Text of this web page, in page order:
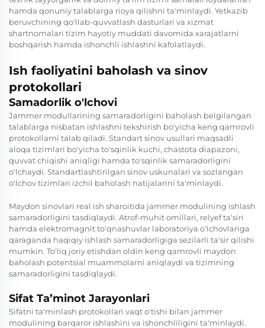
hamda qonuniy talablarga rioya qilishni ta'minlaydi. Yetkazib
beruvchining qo'llab-quvvatlash dasturlari va xizmat
shartnomalari tizim hayotiy muddati davomida xarajatlarni
boshqarish hamda ishonchli ishlashni kafolatlaydi.
Ish faoliyatini baholash va sinov
protokollari
Samadorlik o'lchovi
Jammer modullarining samaradorligini baholash belgilangan
talablarga nisbatan ishlashni tekshirish bo'yicha keng qamrovli
protokollarni talab qiladi. Standart sinov usullari maqsadli
aloqa tizimlari bo'yicha to'sqinlik kuchi, chastota diapazoni,
quvvat chiqishi aniqligi hamda to'sqinlik samaradorligini
o'lchaydi. Standartlashtirilgan sinov uskunalari va sozlangan
o'lchov tizimlari izchil baholash natijalarini ta'minlaydi.
Maydon sinovlari real ish sharoitida jammer modulining ishlash
samaradorligini tasdiqlaydi. Atrof-muhit omillari, relyef ta'siri
hamda elektromagnit to'qnashuvlar laboratoriya o'lchovlariga
qaraganda haqiqiy ishlash samaradorligiga sezilarli ta'sir qilishi
mumkin. To'liq joriy etishdan oldin keng qamrovli maydon
baholash potentsial muammolarni aniqlaydi va tizimning
samaradorligini tasdiqlaydi.
Sifat Ta’minot Jarayonlari
Sifatni ta'minlash protokollari vaqt o'tishi bilan jammer
modulining barqaror ishlashini va ishonchliligini ta'minlaydi.